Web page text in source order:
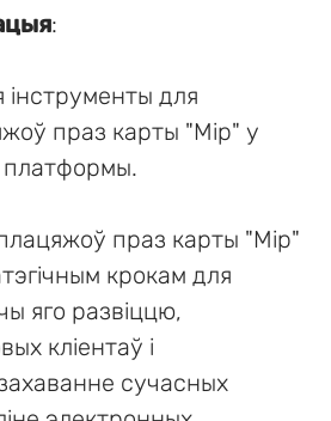
:
для
праз карты "Мір" у
праз карты "Мір"
крокам для
яго развіццю,
кліентаў і
сучасных